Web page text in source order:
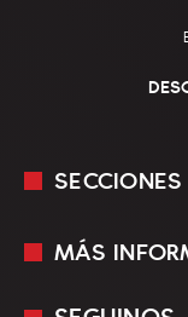
SECCIONES
En Vivo
MÁS